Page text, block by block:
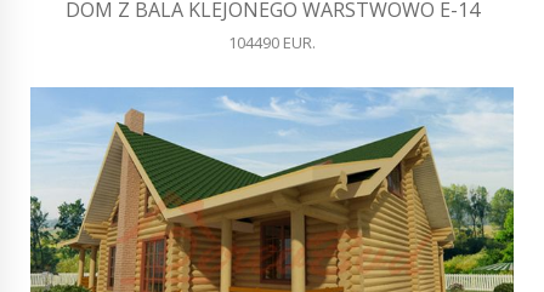
DOM Z BALA KLEJONEGO WARSTWOWO E-14
104490 EUR.